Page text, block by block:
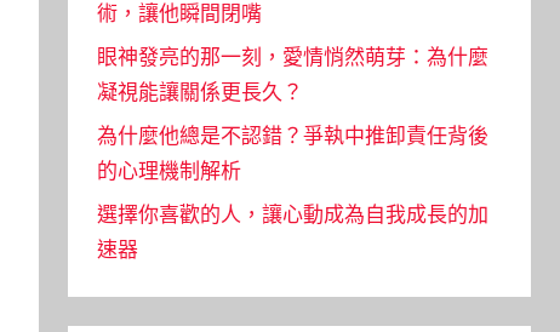
術，讓他瞬間閉嘴
眼神發亮的那一刻，愛情悄然萌芽：為什麼
凝視能讓關係更長久？
為什麼他總是不認錯？爭執中推卸責任背後
的心理機制解析
選擇你喜歡的人，讓心動成為自我成長的加
速器